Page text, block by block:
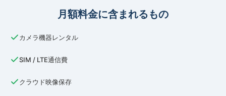
月額料金に含まれるもの
カメラ機器レンタル
SIM / LTE通信費
クラウド映像保存